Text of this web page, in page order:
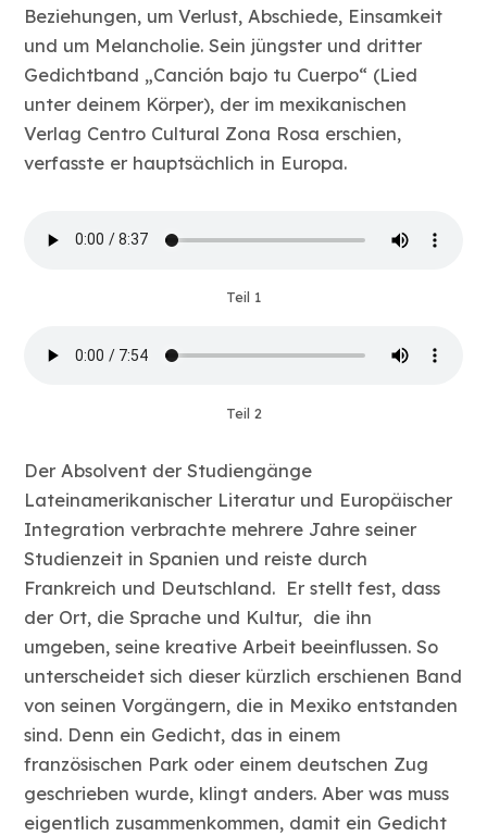
Beziehungen, um Verlust, Abschiede, Einsamkeit
und um Melancholie. Sein jüngster und dritter
Gedichtband „Canción bajo tu Cuerpo“ (Lied
unter deinem Körper), der im mexikanischen
Verlag Centro Cultural Zona Rosa erschien,
verfasste er hauptsächlich in Europa.
Teil 1
Teil 2
Der Absolvent der Studiengänge
Lateinamerikanischer Literatur und Europäischer
Integration verbrachte mehrere Jahre seiner
Studienzeit in Spanien und reiste durch
Frankreich und Deutschland. Er stellt fest, dass
der Ort, die Sprache und Kultur, die ihn
umgeben, seine kreative Arbeit beeinflussen. So
unterscheidet sich dieser kürzlich erschienen Band
von seinen Vorgängern, die in Mexiko entstanden
sind. Denn ein Gedicht, das in einem
französischen Park oder einem deutschen Zug
geschrieben wurde, klingt anders. Aber was muss
eigentlich zusammenkommen, damit ein Gedicht